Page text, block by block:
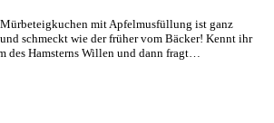
mit Apfelmusfüllung ist ganz
schmeckt wie der früher vom Bäcker! Kennt ihr
des Hamsterns Willen und dann fragt…